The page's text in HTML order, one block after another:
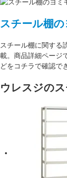
スチール棚の
スチール棚に関する
載。商品詳細ページ
どをコチラで確認で
ウレスジの